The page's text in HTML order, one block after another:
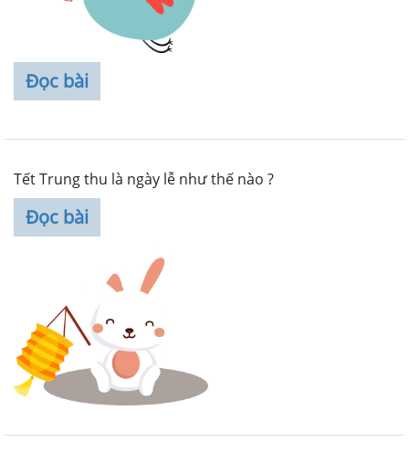
Đọc bài
Tết Trung thu là ngày lễ như thế nào ?
Đọc bài